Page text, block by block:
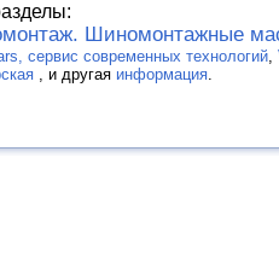
Шиномонтажные
сервис современных технологий,
, и другая информация.